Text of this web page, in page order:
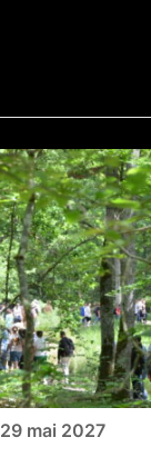
29 mai 2027